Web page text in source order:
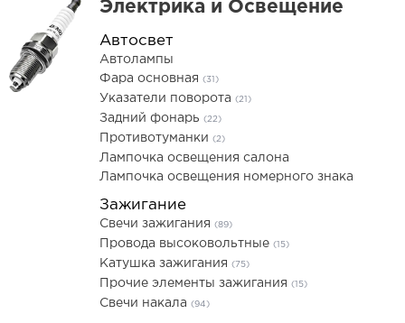
Электрика и Освещение
Автосвет
Автолампы
Фара основная (31)
Указатели поворота (21)
Задний фонарь (22)
Противотуманки (2)
Лампочка освещения салона
Лампочка освещения номерного знака
Зажигание
Свечи зажигания (89)
Провода высоковольтные (15)
Катушка зажигания (75)
Прочие элементы зажигания (15)
Свечи накала (94)